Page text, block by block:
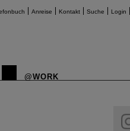
Anreise Kontakt Suche Login
@WORK
facebook